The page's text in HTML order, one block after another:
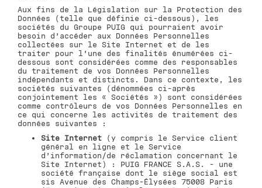
Aux fins de la Législation sur la Protection des
Données (telle que définie ci-dessous), les
sociétés du Groupe PUIG qui pourraient avoir
besoin d’accéder aux Données Personnelles
collectées sur le Site Internet et de les
traiter pour l’une des finalités énumérées ci-
dessous sont considérées comme des responsables
du traitement de vos Données Personnelles
indépendants et distincts. Dans ce contexte, les
sociétés suivantes (dénommées ci-après
conjointement les « Sociétés ») sont considérées
comme contrôleurs de vos Données Personnelles en
ce qui concerne les activités de traitement des
données suivantes :
Site Internet (y compris le Service client
général en ligne et le Service
d’information/de réclamation concernant le
Site Internet) : PUIG FRANCE S.A.S. - une
société française dont le siège social est
sis Avenue des Champs-Élysées 75008 Paris